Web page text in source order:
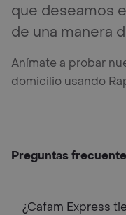
que deseamos
de una manera
Anímate a probar
domicilio usando
Preguntas
¿Cafam Express